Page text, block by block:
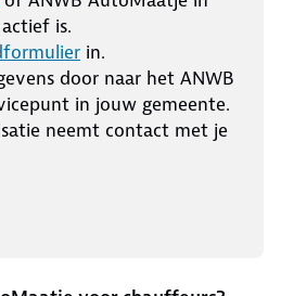
is.
in.
door naar het ANWB
in jouw gemeente.
neemt contact met je